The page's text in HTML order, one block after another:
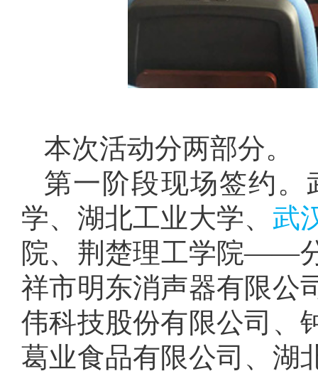
本次活动分两部分。
第一阶段现场签约
学、湖北工业大学、 武
院、荆楚理工学院——
祥市明东消声器有限公
伟科技股份有限公司、
葛业食品有限公司、湖